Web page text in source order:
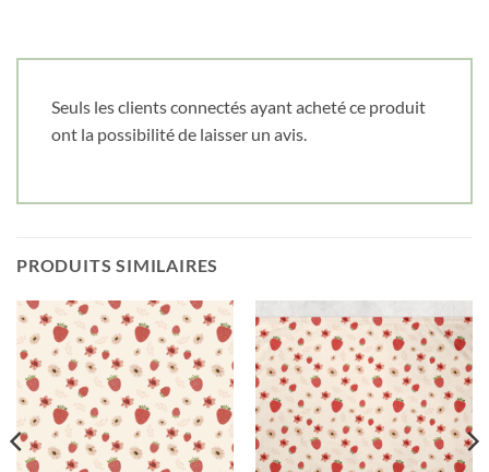
Seuls les clients connectés ayant acheté ce produit
ont la possibilité de laisser un avis.
PRODUITS SIMILAIRES